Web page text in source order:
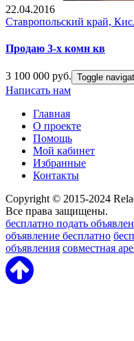
22.04.2016
Ставропольский край,
Продаю 3-х комн кв
3 100 000 руб. Toggle
Написать нам
Главная
О проекте
Помощь
Мой кабинет
Избранные
Контакты
Copyright © 2015-2024
Все права защищены.
бесплатно подать
объявление бесплатно
объявления совместная